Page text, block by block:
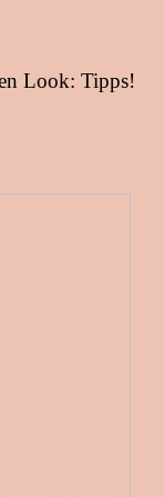
Look: Tipps!